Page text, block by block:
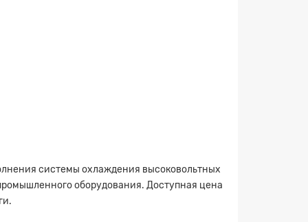
системы охлаждения высоковольтных
оборудования. Доступная цена